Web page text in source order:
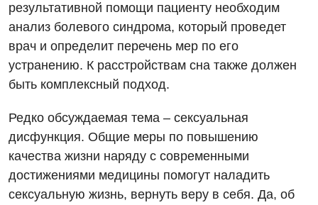
Детская ортопедия и травматология
Детская оториноларингология
Детская офтальмология
Детская хирургия
Детская эндокринология
Педиатрия
результативной помощи пациенту необходим
анализ болевого синдрома, который проведет
врач и определит перечень мер по его
устранению. К расстройствам сна также должен
быть комплексный подход.
Редко обсуждаемая тема – сексуальная
дисфункция. Общие меры по повышению
качества жизни наряду с современными
достижениями медицины помогут наладить
сексуальную жизнь, вернуть веру в себя. Да, об